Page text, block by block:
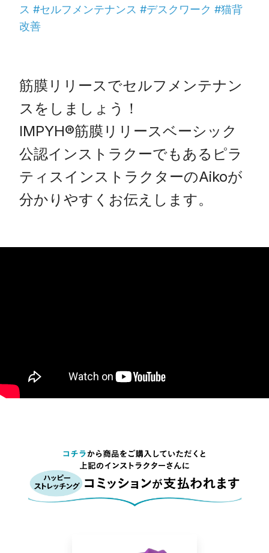
ス #セルフメンテナンス #デスクワーク #猫背
改善
筋膜リリースでセルフメンテナン
スをしましょう！
IMPYH®筋膜リリースベーシック
公認インストラクーでもあるピラ
ティスインストラクターのAikoが